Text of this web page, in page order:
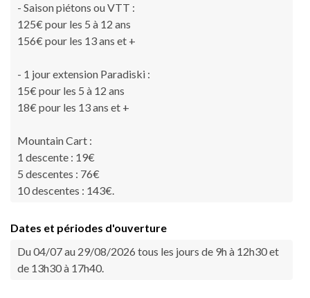
- Saison piétons ou VTT :
125€ pour les 5 à 12 ans
156€ pour les 13 ans et +
- 1 jour extension Paradiski :
15€ pour les 5 à 12 ans
18€ pour les 13 ans et +
Mountain Cart :
1 descente : 19€
5 descentes : 76€
10 descentes : 143€.
Dates et périodes d'ouverture
Du 04/07 au 29/08/2026 tous les jours de 9h à 12h30 et
de 13h30 à 17h40.